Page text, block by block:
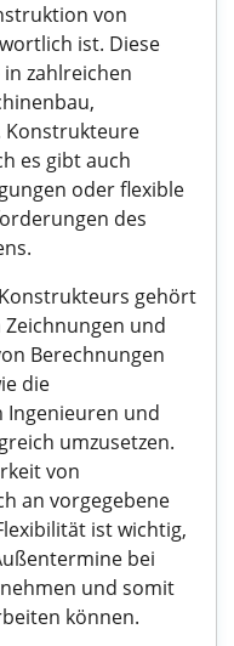
von
ist. Diese
zahlreichen
Konstrukteure
es gibt auch
oder flexible
des
gehört
und
Berechnungen
die
und
umzusetzen.
von
an vorgegebene
ist wichtig,
bei
und somit
können.